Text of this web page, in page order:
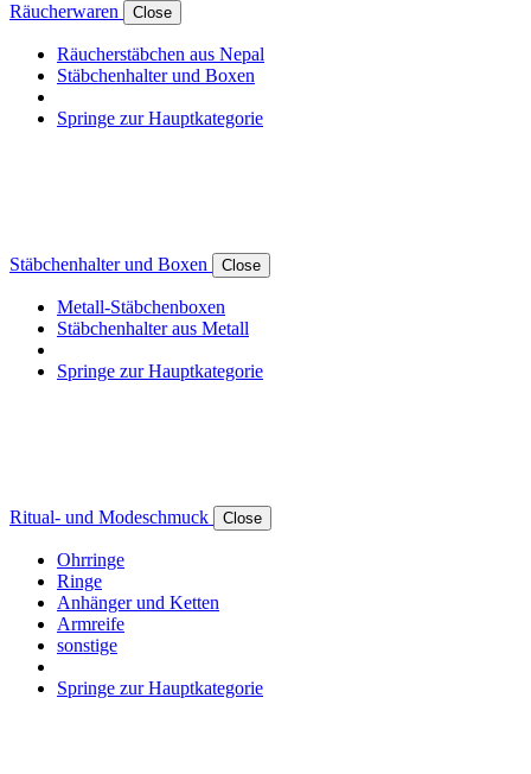
Räucherwaren Close
Räucherstäbchen aus Nepal
Stäbchenhalter und Boxen
Springe zur Hauptkategorie
Stäbchenhalter und Boxen Close
Metall-Stäbchenboxen
Stäbchenhalter aus Metall
Springe zur Hauptkategorie
Ritual- und Modeschmuck Close
Ohrringe
Ringe
Anhänger und Ketten
Armreife
sonstige
Springe zur Hauptkategorie